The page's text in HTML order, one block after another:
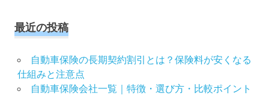
最近の投稿
自動車保険の長期契約割引とは？保険料が安くなる
仕組みと注意点
自動車保険会社一覧｜特徴・選び方・比較ポイント